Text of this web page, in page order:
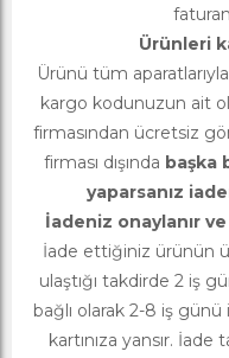
Ürünleri
Ürünü tüm
kargo kodunuzun ait
firmasından ücretsiz
firması dışında başka
yaparsanız
İadeniz onaylanır
İade ettiğiniz ürünün
ulaştığı takdirde 2 iş
bağlı olarak 2-8 iş
kartınıza yansır. İade